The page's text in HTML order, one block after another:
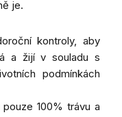
je.
kontroly, aby
a žijí v souladu s
podmínkách
100% trávu a